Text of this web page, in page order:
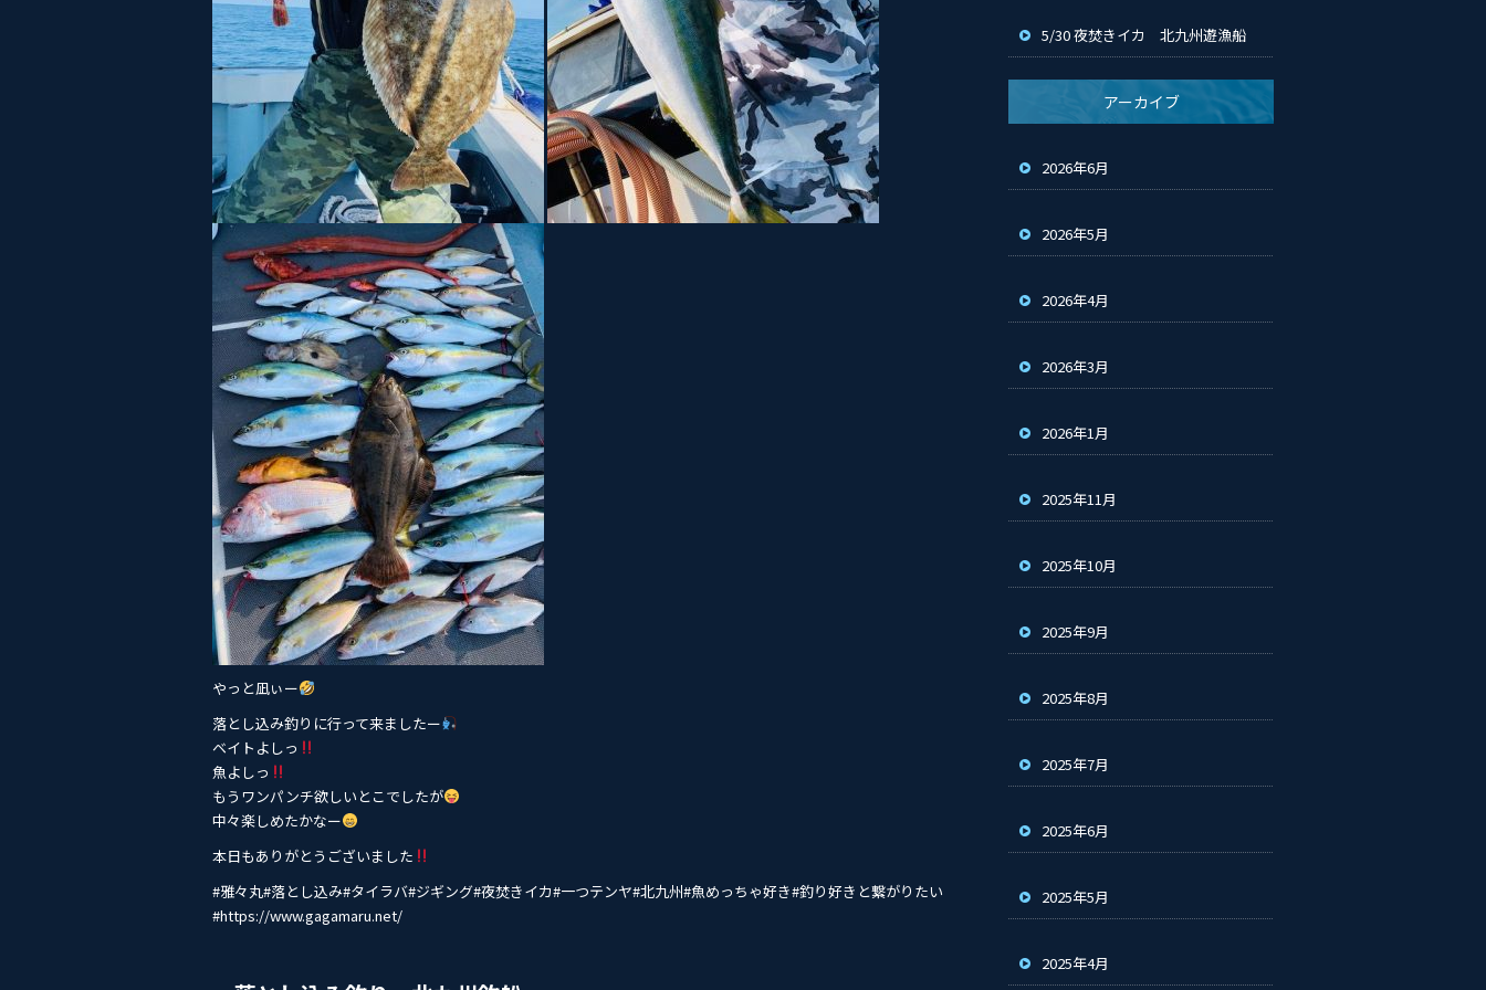
やっと凪ぃー
落とし込み釣りに行って来ましたー
ベイトよしっ
魚よしっ
もうワンパンチ欲しいとこでしたが
中々楽しめたかなー
本日もありがとうございました
#雅々丸#落とし込み#タイ‭ラバ#ジギング#夜焚きイカ#一つテンヤ#北九州#魚めっちゃ好き#釣り好きと繋がりたい
#https://www.gagamaru.net/
5/30 夜焚きイカ 北九州遊漁船
アーカイブ
2026年6月
2026年5月
2026年4月
2026年3月
2026年1月
2025年11月
2025年10月
2025年9月
2025年8月
2025年7月
2025年6月
2025年5月
2025年4月